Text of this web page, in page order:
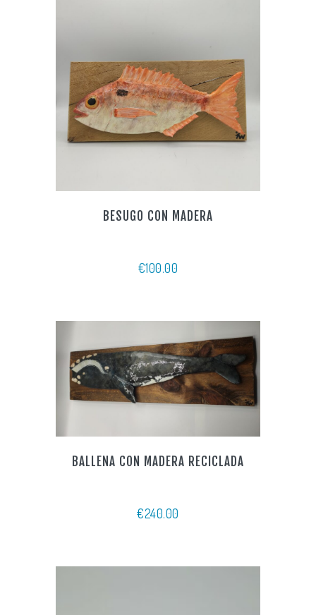
BESUGO CON MADERA
€100.00
BALLENA CON MADERA RECICLADA
€240.00